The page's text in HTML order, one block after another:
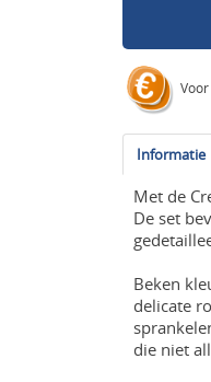
Informatie
Met de
De set
Beken
delicate
die niet